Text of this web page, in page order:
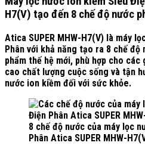
H7(V) tạo đến 8 chế độ nước
Atica SUPER MHW-H7(V) là máy
Phân với khả năng tạo ra 8 chế độ
phẩm thế hệ mới, phù hợp cho
cao chất lượng cuộc sống và tận
nước ion kiềm đối với sức khỏe.
8 chế độ nước của máy lọc
Phân Atica SUPER MHW-